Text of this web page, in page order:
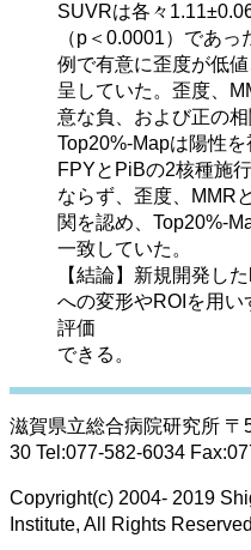
SUVRは各々
（p＜0.0001）であ
例で有意に歪度が低
呈していた。歪度、
意な負、および正の相
Top20%-Mapは陽性を
FPYとPiBの2核種施
ならず、歪度、MMR
関を認め、Top20%-
一致していた。
【結論】新規開発し
への変形やROIを用
評価
できる。
滋賀県立総合病院研究所
30 Tel:077-582-6034
Copyright(c) 2004- 2019
Institute, All Rights